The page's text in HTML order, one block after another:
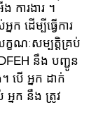
ការងារ ។
ដើម្បីធ្វើការ
ខណៈសម្បត្តិគ្រប់
នឹង បញ្ជូន
បើ អ្នក ដាក់
នក នឹង ត្រូវ